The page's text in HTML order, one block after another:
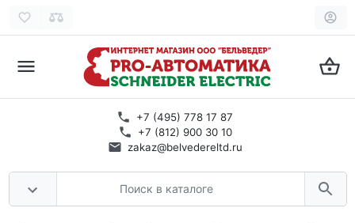
+7 (495) 778 17 87
+7 (812) 900 30 10
zakaz@belvedereltd.ru